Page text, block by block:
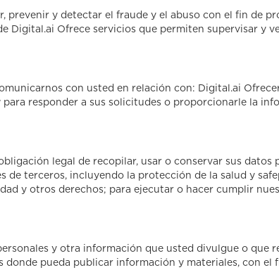
prevenir y detectar el fraude y el abuso con el fin de
Digital.ai Ofrece servicios que permiten supervisar y
con usted en relación con: Digital.ai
responder a sus solicitudes o proporcionarle la
legal de recopilar, usar o conservar sus datos
de terceros, incluyendo la protección de la salud y
y otros derechos; para ejecutar o hacer cumplir
y otra información que usted divulgue o que
pueda publicar información y materiales, con el